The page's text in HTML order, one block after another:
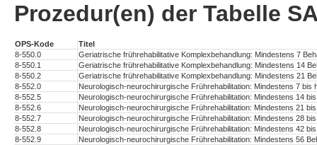
Prozedur(en) der Tabelle
OPS-Kode
Titel
8-550.0
Geriatrische frührehabilitative Komplexbehandlung: Mindestens 7
8-550.1
Geriatrische frührehabilitative Komplexbehandlung: Mindestens 14
8-550.2
Geriatrische frührehabilitative Komplexbehandlung: Mindestens 21
8-552.0
Neurologisch-neurochirurgische Frührehabilitation: Mindestens 7 bis
8-552.5
Neurologisch-neurochirurgische Frührehabilitation: Mindestens 14
8-552.6
Neurologisch-neurochirurgische Frührehabilitation: Mindestens 21
8-552.7
Neurologisch-neurochirurgische Frührehabilitation: Mindestens 28
8-552.8
Neurologisch-neurochirurgische Frührehabilitation: Mindestens 42
8-552.9
Neurologisch-neurochirurgische Frührehabilitation: Mindestens 56